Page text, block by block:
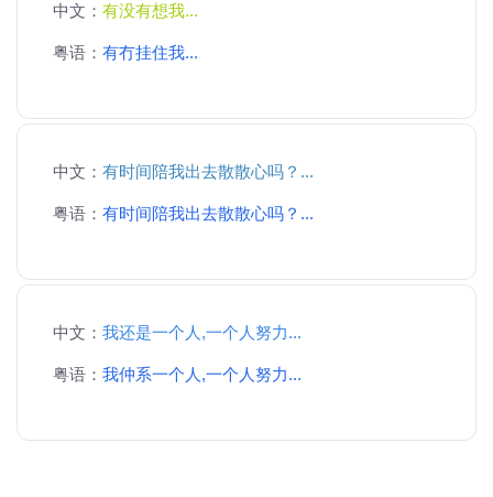
中文： 有没有想我...
粤语： 有冇挂住我...
中文： 有时间陪我出去散散心吗？...
粤语： 有时间陪我出去散散心吗？...
中文： 我还是一个人,一个人努力...
粤语： 我仲系一个人,一个人努力...